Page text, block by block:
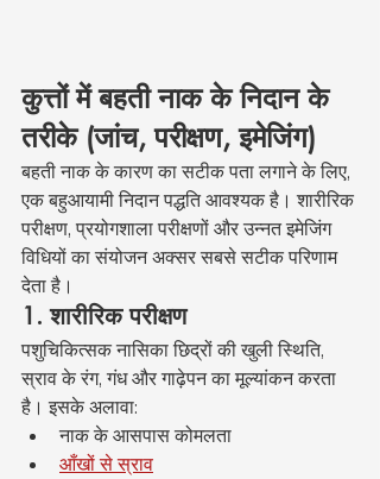
कुत्तों में बहती नाक के निदान के
तरीके (जांच, परीक्षण, इमेजिंग)
बहती नाक के कारण का सटीक पता लगाने के लिए,
एक बहुआयामी निदान पद्धति आवश्यक है। शारीरिक
परीक्षण, प्रयोगशाला परीक्षणों और उन्नत इमेजिंग
विधियों का संयोजन अक्सर सबसे सटीक परिणाम
देता है।
1. शारीरिक परीक्षण
पशुचिकित्सक नासिका छिद्रों की खुली स्थिति,
स्राव के रंग, गंध और गाढ़ेपन का मूल्यांकन करता
है। इसके अलावा:
नाक के आसपास कोमलता
आँखों से स्राव